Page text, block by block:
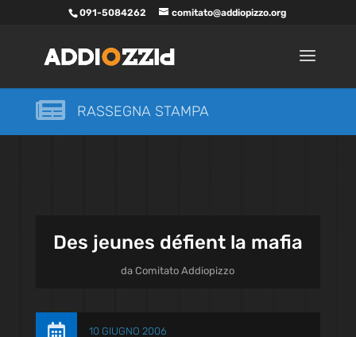
091-5084262 comitato@addiopizzo.org
 RASSEGNA STAMPA
Des jeunes défient la mafia
daComitato Addiopizzo
 10 GIUGNO 2006